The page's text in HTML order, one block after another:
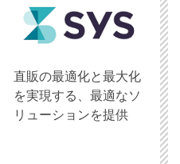
直販の最適化と最大化
を実現する、最適なソ
リューションを提供